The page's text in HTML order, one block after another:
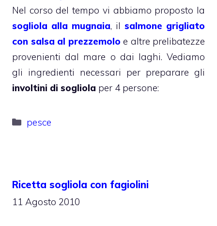
Nel corso del tempo vi abbiamo proposto la
sogliola alla mugnaia, il salmone grigliato
con salsa al prezzemolo e altre prelibatezze
provenienti dal mare o dai laghi. Vediamo
gli ingredienti necessari per preparare gli
involtini di sogliola per 4 persone:
Categorie
pesce
Ricetta sogliola con fagiolini
11 Agosto 2010